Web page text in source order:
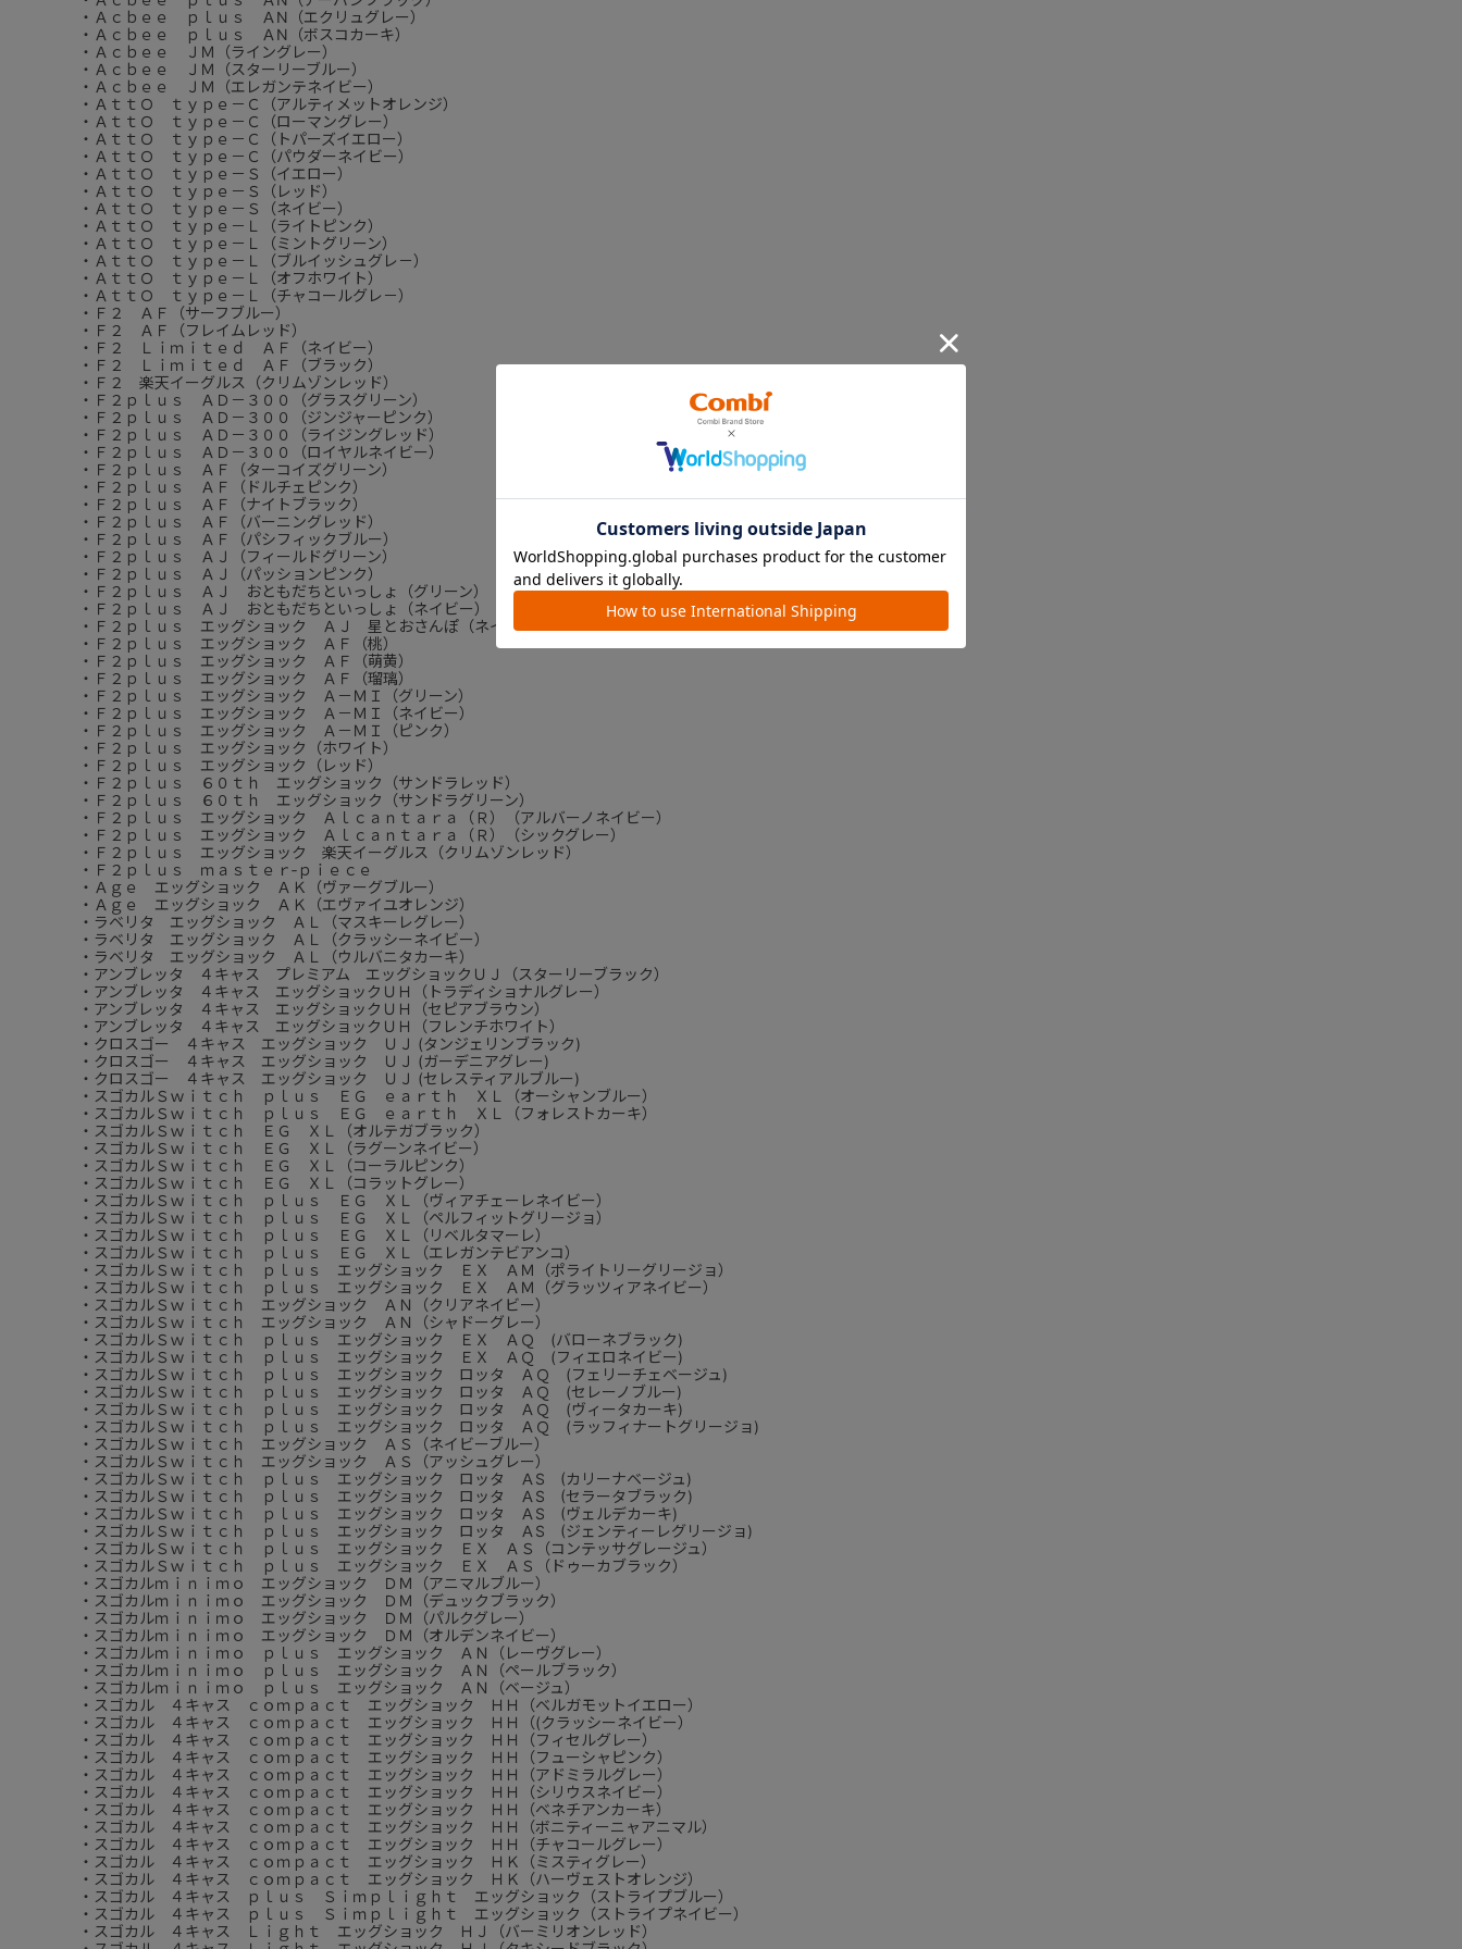
・Ａｃｂｅｅ ｐｌｕｓ ＡN（エクリュグレー）
・Ａｃｂｅｅ ｐｌｕｓ ＡN（ボスコカーキ）
・Ａｃｂｅｅ ＪＭ（ライングレー）
・Ａｃｂｅｅ ＪＭ（スターリーブルー）
・Ａｃｂｅｅ ＪＭ（エレガンテネイビー）
・ＡｔｔＯ ｔｙｐｅ－Ｃ（アルティメットオレンジ）
・ＡｔｔＯ ｔｙｐｅ－Ｃ（ローマングレー）
・ＡｔｔＯ ｔｙｐｅ－Ｃ（トパーズイエロー）
・ＡｔｔＯ ｔｙｐｅ－Ｃ（パウダーネイビー）
・ＡｔｔＯ ｔｙｐｅ－Ｓ（イエロー）
・ＡｔｔＯ ｔｙｐｅ－Ｓ（レッド）
・ＡｔｔＯ ｔｙｐｅ－Ｓ（ネイビー）
・ＡｔｔＯ ｔｙｐｅ－Ｌ（ライトピンク）
・ＡｔｔＯ ｔｙｐｅ－Ｌ（ミントグリーン）
・ＡｔｔＯ ｔｙｐｅ－Ｌ（ブルイッシュグレ－）
・ＡｔｔＯ ｔｙｐｅ－Ｌ（オフホワイト）
・ＡｔｔＯ ｔｙｐｅ－Ｌ（チャコールグレ－）
・Ｆ２ ＡＦ（サーフブルー）
・Ｆ２ ＡＦ（フレイムレッド）
・Ｆ２ Ｌｉｍｉｔｅｄ ＡＦ（ネイビー）
・Ｆ２ Ｌｉｍｉｔｅｄ ＡＦ（ブラック）
・Ｆ２ 楽天イーグルス（クリムゾンレッド）
・Ｆ２ｐｌｕｓ ＡＤ－３００（グラスグリーン）
・Ｆ２ｐｌｕｓ ＡＤ－３００（ジンジャーピンク）
・Ｆ２ｐｌｕｓ ＡＤ－３００（ライジングレッド）
・Ｆ２ｐｌｕｓ ＡＤ－３００（ロイヤルネイビー）
・Ｆ２ｐｌｕｓ ＡＦ（ターコイズグリーン）
・Ｆ２ｐｌｕｓ ＡＦ（ドルチェピンク）
・Ｆ２ｐｌｕｓ ＡＦ（ナイトブラック）
・Ｆ２ｐｌｕｓ ＡＦ（バーニングレッド）
・Ｆ２ｐｌｕｓ ＡＦ（パシフィックブルー）
・Ｆ２ｐｌｕｓ ＡＪ（フィールドグリーン）
・Ｆ２ｐｌｕｓ ＡＪ（パッションピンク）
・Ｆ２ｐｌｕｓ ＡＪ おともだちといっしょ（グリーン）
・Ｆ２ｐｌｕｓ ＡＪ おともだちといっしょ（ネイビー）
・Ｆ２ｐｌｕｓ エッグショック ＡＪ 星とおさんぽ（ネイビー）
・Ｆ２ｐｌｕｓ エッグショック ＡＦ（桃）
・Ｆ２ｐｌｕｓ エッグショック ＡＦ（萌黄）
・Ｆ２ｐｌｕｓ エッグショック ＡＦ（瑠璃）
・Ｆ２ｐｌｕｓ エッグショック Ａ－ＭＩ（グリーン）
・Ｆ２ｐｌｕｓ エッグショック Ａ－ＭＩ（ネイビー）
・Ｆ２ｐｌｕｓ エッグショック Ａ－ＭＩ（ピンク）
・Ｆ２ｐｌｕｓ エッグショック（ホワイト）
・Ｆ２ｐｌｕｓ エッグショック（レッド）
・Ｆ２ｐｌｕｓ ６０ｔｈ エッグショック（サンドラレッド）
・Ｆ２ｐｌｕｓ ６０ｔｈ エッグショック（サンドラグリーン）
・Ｆ２ｐｌｕｓ エッグショック Ａｌｃａｎｔａｒａ（Ｒ）（アルバーノネイビー）
・Ｆ２ｐｌｕｓ エッグショック Ａｌｃａｎｔａｒａ（Ｒ）（シックグレー）
・Ｆ２ｐｌｕｓ エッグショック 楽天イーグルス（クリムゾンレッド）
・Ｆ２ｐｌｕｓ ｍａｓｔｅｒ‐ｐｉｅｃｅ
・Ａｇｅ エッグショック ＡＫ（ヴァーグブルー）
・Ａｇｅ エッグショック ＡＫ（エヴァイユオレンジ）
・ラベリタ エッグショック ＡＬ（マスキーレグレー）
・ラベリタ エッグショック ＡＬ（クラッシーネイビー）
・ラベリタ エッグショック ＡＬ（ウルバニタカーキ）
・アンブレッタ ４キャス プレミアム エッグショックＵＪ（スターリーブラック）
・アンブレッタ ４キャス エッグショックＵＨ（トラディショナルグレー）
・アンブレッタ ４キャス エッグショックＵＨ（セピアブラウン）
・アンブレッタ ４キャス エッグショックＵＨ（フレンチホワイト）
・クロスゴー ４キャス エッグショック ＵＪ (タンジェリンブラック)
・クロスゴー ４キャス エッグショック ＵＪ (ガーデニアグレー)
・クロスゴー ４キャス エッグショック ＵＪ (セレスティアルブルー)
・スゴカルＳｗｉｔｃｈ ｐｌｕｓ ＥＧ ｅａｒｔｈ ＸＬ（オーシャンブルー）
・スゴカルＳｗｉｔｃｈ ｐｌｕｓ ＥＧ ｅａｒｔｈ ＸＬ（フォレストカーキ）
・スゴカルＳｗｉｔｃｈ ＥＧ ＸＬ（オルテガブラック）
・スゴカルＳｗｉｔｃｈ ＥＧ ＸＬ（ラグーンネイビー）
・スゴカルＳｗｉｔｃｈ ＥＧ ＸＬ（コーラルピンク）
・スゴカルＳｗｉｔｃｈ ＥＧ ＸＬ（コラットグレー）
・スゴカルＳｗｉｔｃｈ ｐｌｕｓ ＥＧ ＸＬ（ヴィアチェーレネイビー）
・スゴカルＳｗｉｔｃｈ ｐｌｕｓ ＥＧ ＸＬ（ペルフィットグリージョ）
・スゴカルＳｗｉｔｃｈ ｐｌｕｓ ＥＧ ＸＬ（リベルタマーレ）
・スゴカルＳｗｉｔｃｈ ｐｌｕｓ ＥＧ ＸＬ（エレガンテビアンコ）
・スゴカルＳｗｉｔｃｈ ｐｌｕｓ エッグショック ＥＸ ＡＭ（ポライトリーグリージョ）
・スゴカルＳｗｉｔｃｈ ｐｌｕｓ エッグショック ＥＸ ＡＭ（グラッツィアネイビー）
・スゴカルＳｗｉｔｃｈ エッグショック ＡＮ（クリアネイビー）
・スゴカルＳｗｉｔｃｈ エッグショック ＡＮ（シャドーグレー）
・スゴカルＳｗｉｔｃｈ ｐｌｕｓ エッグショック ＥＸ ＡＱ (バローネブラック)
・スゴカルＳｗｉｔｃｈ ｐｌｕｓ エッグショック ＥＸ ＡＱ (フィエロネイビー)
・スゴカルＳｗｉｔｃｈ ｐｌｕｓ エッグショック ロッタ ＡＱ (フェリーチェベージュ)
・スゴカルＳｗｉｔｃｈ ｐｌｕｓ エッグショック ロッタ ＡＱ (セレーノブルー)
・スゴカルＳｗｉｔｃｈ ｐｌｕｓ エッグショック ロッタ ＡＱ (ヴィータカーキ)
・スゴカルＳｗｉｔｃｈ ｐｌｕｓ エッグショック ロッタ ＡＱ (ラッフィナートグリージョ)
・スゴカルＳｗｉｔｃｈ エッグショック ＡＳ（ネイビーブルー）
・スゴカルＳｗｉｔｃｈ エッグショック ＡＳ（アッシュグレー）
・スゴカルＳｗｉｔｃｈ ｐｌｕｓ エッグショック ロッタ ＡS (カリーナベージュ)
・スゴカルＳｗｉｔｃｈ ｐｌｕｓ エッグショック ロッタ ＡS (セラータブラック)
・スゴカルＳｗｉｔｃｈ ｐｌｕｓ エッグショック ロッタ ＡS (ヴェルデカーキ)
・スゴカルＳｗｉｔｃｈ ｐｌｕｓ エッグショック ロッタ ＡS (ジェンティーレグリージョ)
・スゴカルＳｗｉｔｃｈ ｐｌｕｓ エッグショック ＥＸ ＡＳ（コンテッサグレージュ）
・スゴカルＳｗｉｔｃｈ ｐｌｕｓ エッグショック ＥＸ ＡＳ（ドゥーカブラック）
・スゴカルｍｉｎｉｍｏ エッグショック ＤＭ（アニマルブルー）
・スゴカルｍｉｎｉｍｏ エッグショック ＤＭ（デュックブラック）
・スゴカルｍｉｎｉｍｏ エッグショック ＤＭ（パルクグレー）
・スゴカルｍｉｎｉｍｏ エッグショック ＤＭ（オルデンネイビー）
・スゴカルｍｉｎｉｍｏ ｐｌｕｓ エッグショック ＡＮ（レーヴグレー）
・スゴカルｍｉｎｉｍｏ ｐｌｕｓ エッグショック ＡＮ（ペールブラック）
・スゴカルｍｉｎｉｍｏ ｐｌｕｓ エッグショック ＡＮ（ベージュ）
・スゴカル ４キャス ｃｏｍｐａｃｔ エッグショック ＨＨ（ベルガモットイエロー）
・スゴカル ４キャス ｃｏｍｐａｃｔ エッグショック ＨＨ（(クラッシーネイビー）
・スゴカル ４キャス ｃｏｍｐａｃｔ エッグショック ＨＨ（フィセルグレー）
・スゴカル ４キャス ｃｏｍｐａｃｔ エッグショック ＨＨ（フューシャピンク）
・スゴカル ４キャス ｃｏｍｐａｃｔ エッグショック ＨＨ（アドミラルグレー）
・スゴカル ４キャス ｃｏｍｐａｃｔ エッグショック ＨＨ（シリウスネイビー）
・スゴカル ４キャス ｃｏｍｐａｃｔ エッグショック ＨＨ（ベネチアンカーキ）
・スゴカル ４キャス ｃｏｍｐａｃｔ エッグショック ＨＨ（ボニティーニャアニマル）
・スゴカル ４キャス ｃｏｍｐａｃｔ エッグショック ＨＨ（チャコールグレー）
・スゴカル ４キャス ｃｏｍｐａｃｔ エッグショック ＨＫ（ミスティグレー）
・スゴカル ４キャス ｃｏｍｐａｃｔ エッグショック ＨＫ（ハーヴェストオレンジ）
・スゴカル ４キャス ｐｌｕｓ Ｓｉｍｐｌｉｇｈｔ エッグショック（ストライプブルー）
・スゴカル ４キャス ｐｌｕｓ Ｓｉｍｐｌｉｇｈｔ エッグショック（ストライプネイビー）
・スゴカル ４キャス Ｌｉｇｈｔ エッグショック ＨＪ（バーミリオンレッド）